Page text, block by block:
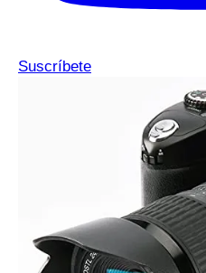
Suscríbete